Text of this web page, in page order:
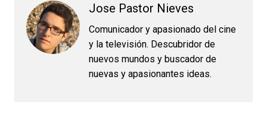
Jose Pastor Nieves
Comunicador y apasionado del cine
y la televisión. Descubridor de
nuevos mundos y buscador de
nuevas y apasionantes ideas.